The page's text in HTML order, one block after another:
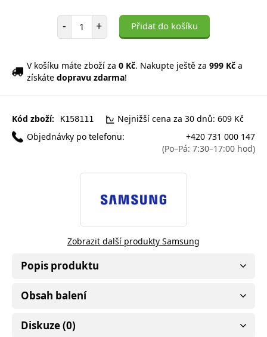
- Počet položek
+ Přidat do košíku
V košíku máte zboží za 0 Kč. Nakupte ještě za 999 Kč a
získáte dopravu zdarma!
Kód zboží: K158111
Nejnižší cena za 30 dnů: 609 Kč
Objednávky po telefonu:
+420 731 000 147
(Po–Pá: 7:30–17:00 hod)
Zobrazit další produkty Samsung
Popis produktu
Obsah balení
Diskuze (0)